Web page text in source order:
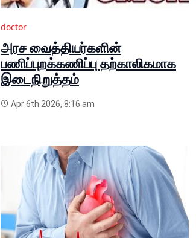
doctor
அரச வைத்தியர்களின்
பணிப்புறக்கணிப்பு தற்காலிகமாக
இடைநிறுத்தம்
Apr 6th 2026, 8:16 am